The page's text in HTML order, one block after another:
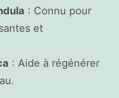
: Connu pour
et
: Aide à régénérer